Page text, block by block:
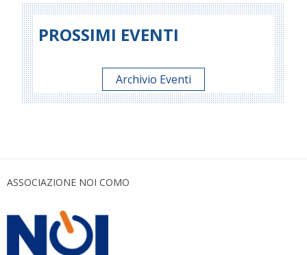
PROSSIMI EVENTI
Archivio Eventi
ASSOCIAZIONE NOI COMO